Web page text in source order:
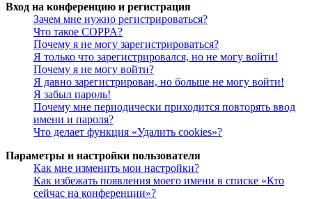
Вход на конференцию и регистрация
Зачем мне нужно регистрироваться?
Что такое COPPA?
Почему я не могу зарегистрироваться?
Я только что зарегистрировался, но не могу войти!
Почему я не могу войти?
Я давно зарегистрирован, но больше не могу войти!
Я забыл пароль!
Почему мне периодически приходится повторять ввод
имени и пароля?
Что делает функция «Удалить cookies»?
Параметры и настройки пользователя
Как мне изменить мои настройки?
Как избежать появления моего имени в списке «Кто
сейчас на конференции»?